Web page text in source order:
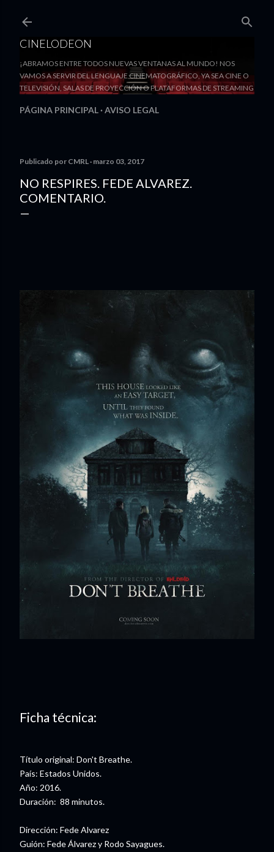
CINELODEON
¡ABRAMOS ENTRE TODOS NUEVAS VENTANAS AL MUNDO! NOS
VAMOS A SERVIR DEL LENGUAJE CINEMATOGRÁFICO, YA SEA CINE O
TELEVISIÓN, SALAS DE PROYECCIÓN O PLATAFORMAS DE STREAMING
PÁGINA PRINCIPAL AVISO LEGAL
Publicado por CMRL marzo 03, 2017
NO RESPIRES. FEDE ALVAREZ.
COMENTARIO.
Ficha técnica:
Título original: Don't Breathe.
País: Estados Unidos.
Año: 2016.
Duración: 88 minutos.
Dirección: Fede Alvarez
Guión: Fede Álvarez y Rodo Sayagues.